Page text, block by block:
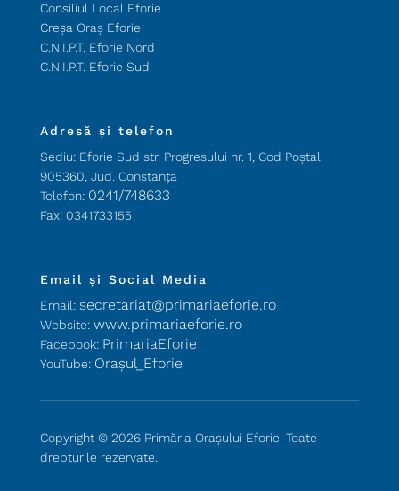
Consiliul Local Eforie
Creșa Oraș Eforie
C.N.I.P.T. Eforie Nord
C.N.I.P.T. Eforie Sud
Adresă și telefon
Sediu: Eforie Sud str. Progresului nr. 1, Cod Poştal
905360, Jud. Constanţa
Telefon: 0241/748633
Fax: 0341733155
Email și Social Media
Email: secretariat@primariaeforie.ro
Website: www.primariaeforie.ro
Facebook: PrimariaEforie
YouTube: Oraşul_Eforie
Copyright © 2026 Primăria Orașului Eforie. Toate
drepturile rezervate.